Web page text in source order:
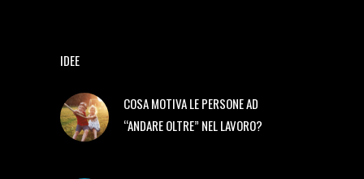
IDEE
COSA MOTIVA LE PERSONE AD
“ANDARE OLTRE” NEL LAVORO?